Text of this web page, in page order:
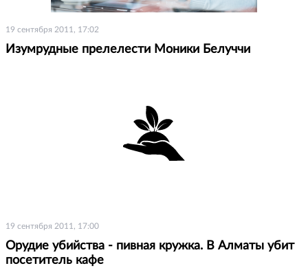
19 сентября 2011, 17:02
Изумрудные прелелести Моники Белуччи
19 сентября 2011, 17:00
Орудие убийства - пивная кружка. В Алматы убит
посетитель кафе